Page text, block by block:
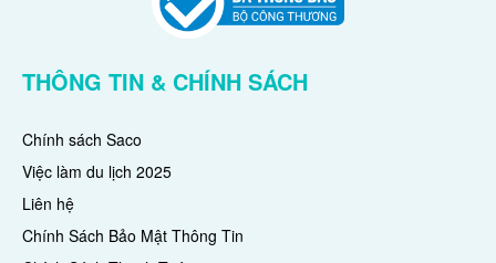
THÔNG TIN & CHÍNH SÁCH
Chính sách Saco
Việc làm du lịch 2025
Liên hệ
Chính Sách Bảo Mật Thông Tin